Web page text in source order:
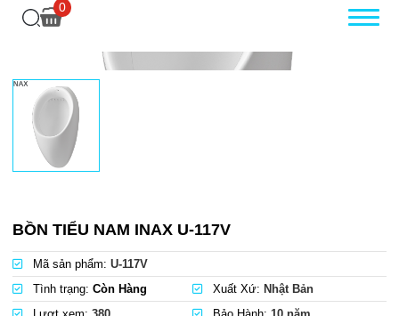
0
BỒN TIỂU NAM INAX U-117V
Mã sản phẩm: U-117V
Tình trạng: Còn Hàng Xuất Xứ: Nhật Bản